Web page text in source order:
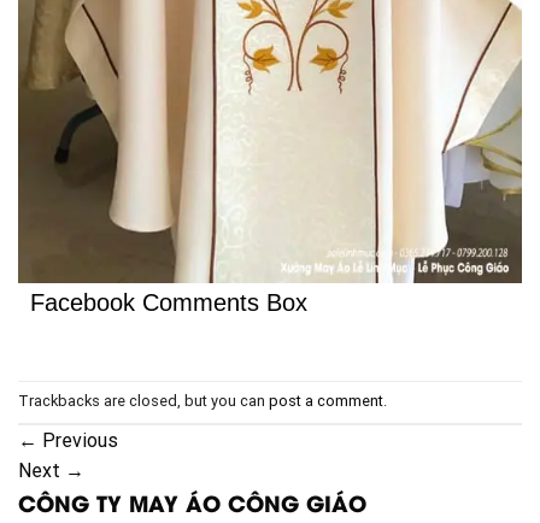
Facebook Comments Box
Trackbacks are closed, but you can post a comment.
← Previous
Next →
CÔNG TY MAY ÁO CÔNG GIÁO